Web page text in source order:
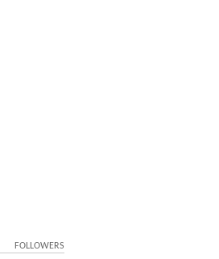
FOLLOWERS